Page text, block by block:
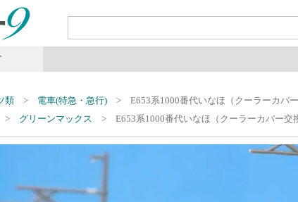
鉄道車両・オプション レイアウト・ジオ
類 電車(特急・急行)
E653系1000番代いなほ（クーラーカバ
グリーンマックス E653系1000番代いなほ（クーラーカバー交